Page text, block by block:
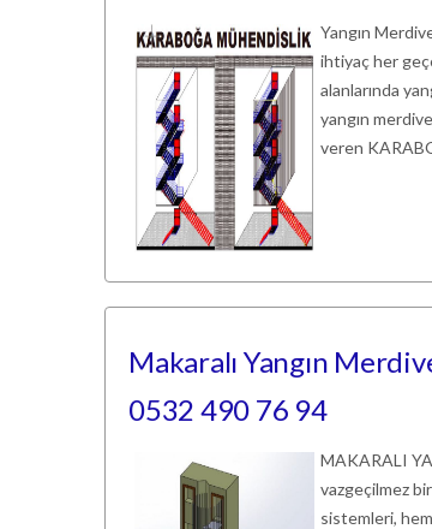
Yangın
ihtiyaç her
alanlarında
yangın
veren
Makaralı Yangın
0532 490 76 94
MAKARALI
vazgeçilmez
sistemleri, hem